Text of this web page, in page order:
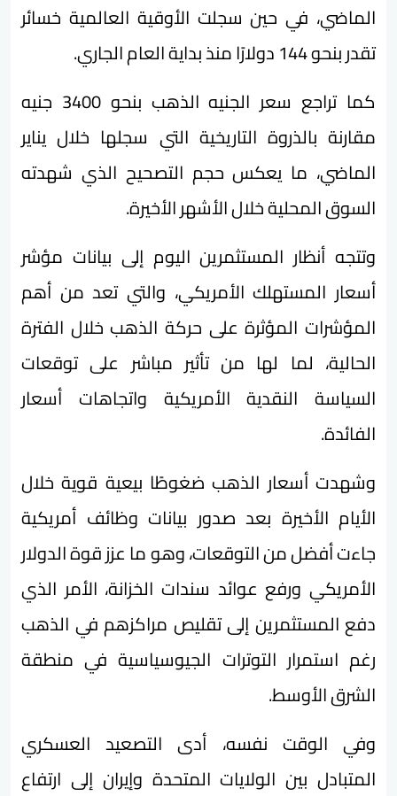
الماضي، في حين سجلت الأوقية العالمية خسائر
تقدر بنحو 144 دولارًا منذ بداية العام الجاري.
كما تراجع سعر الجنيه الذهب بنحو 3400 جنيه
مقارنة بالذروة التاريخية التي سجلها خلال يناير
الماضي، ما يعكس حجم التصحيح الذي شهدته
السوق المحلية خلال الأشهر الأخيرة.
وتتجه أنظار المستثمرين اليوم إلى بيانات مؤشر
أسعار المستهلك الأمريكي، والتي تعد من أهم
المؤشرات المؤثرة على حركة الذهب خلال الفترة
الحالية، لما لها من تأثير مباشر على توقعات
السياسة النقدية الأمريكية واتجاهات أسعار
الفائدة.
وشهدت أسعار الذهب ضغوطًا بيعية قوية خلال
الأيام الأخيرة بعد صدور بيانات وظائف أمريكية
جاءت أفضل من التوقعات، وهو ما عزز قوة الدولار
الأمريكي ورفع عوائد سندات الخزانة، الأمر الذي
دفع المستثمرين إلى تقليص مراكزهم في الذهب
رغم استمرار التوترات الجيوسياسية في منطقة
الشرق الأوسط.
وفي الوقت نفسه، أدى التصعيد العسكري
المتبادل بين الولايات المتحدة وإيران إلى ارتفاع